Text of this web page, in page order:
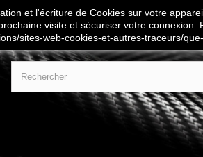
et l'écriture de Cookies sur votre
visite et sécuriser votre
sites-web-cookies-et-autres-traceurs/